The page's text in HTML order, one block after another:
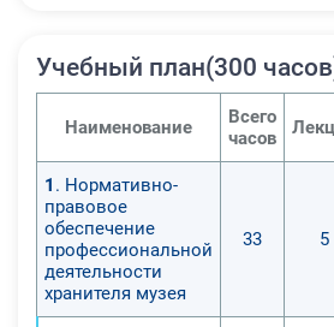
специалисты,
очень
будет
Учебный план(300
Наименование
Всего
часов
1 . Нормативно-
правовое
обеспечение
профессиональной
деятельности
хранителя музея
33 5